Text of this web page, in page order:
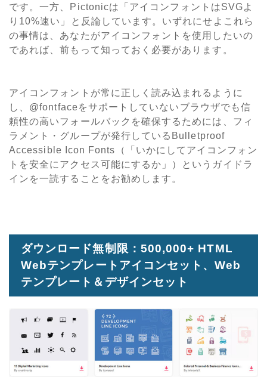
です。一方、Pictonicは「アイコンフォントはSVGよ
り10%速い」と反論しています。いずれにせよこれら
の事情は、あなたがアイコンフォントを使用したいの
であれば、前もって知っておく必要があります。
アイコンフォントが常に正しく読み込まれるように
し、@fontfaceをサポートしていないブラウザでも信
頼性の高いフォールバックを確保するためには、フィ
ラメント・グループが発行しているBulletproof
Accessible Icon Fonts（「いかにしてアイコンフォン
トを安全にアクセス可能にするか」）というガイドラ
インを一読することをお勧めします。
ダウンロード無制限：500,000+ HTML
Webテンプレートアイコンセット、Web
テンプレート＆デザインセット